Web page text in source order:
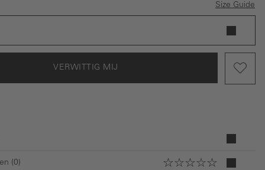
Size Guide
VERWITTIG MIJ
(0)